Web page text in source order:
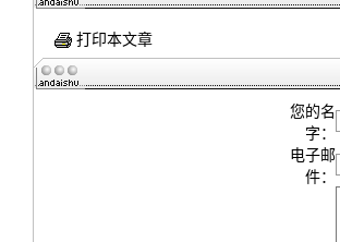
打印本文章
您的名
字：
电子邮
件：